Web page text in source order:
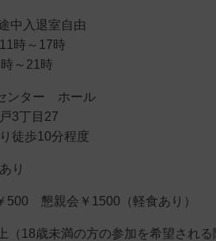
中入退室自由
～17時
21時
ンター ホール
丁目27
歩10分程度
り
500 懇親会￥1500（軽食あり）
（18歳未満の方の参加を希望され